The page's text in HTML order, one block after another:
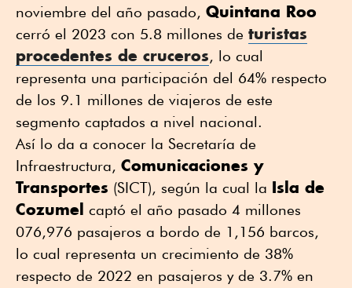
noviembre del año pasado, Quintana Roo
cerró el 2023 con 5.8 millones de turistas
procedentes de cruceros, lo cual
representa una participación del 64% respecto
de los 9.1 millones de viajeros de este
segmento captados a nivel nacional.
Así lo da a conocer la Secretaría de
Infraestructura, Comunicaciones y
Transportes (SICT), según la cual la Isla de
Cozumel captó el año pasado 4 millones
076,976 pasajeros a bordo de 1,156 barcos,
lo cual representa un crecimiento de 38%
respecto de 2022 en pasajeros y de 3.7% en